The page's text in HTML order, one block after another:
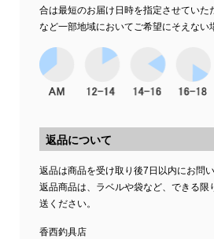
合は最短のお届け日時を指定させていた
など一部地域においてご希望にそえない
返品について
返品は商品を受け取り後7日以内にお問
返品商品は、ラベルや袋など、できる限
送ください。
香西釣具店